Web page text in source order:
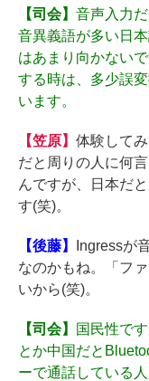
【司会】 音声入力
音異義語が多い日
はあまり向かない
する時は、多少誤
います。
【笠原】 体験して
だと周りの人に何
んですが、日本だ
す(笑)。
【後藤】
Ingressが
なのかもね。「フ
いから(笑)。
【司会】
国民性で
とか中国だと
ーで通話している